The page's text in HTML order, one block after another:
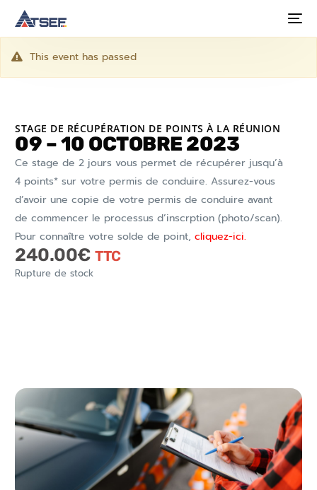
This event has passed
STAGE DE RÉCUPÉRATION DE POINTS À LA RÉUNION
09 – 10 OCTOBRE 2023
Ce stage de 2 jours vous permet de récupérer jusqu’à
4 points* sur votre permis de conduire. Assurez-vous
d’avoir une copie de votre permis de conduire avant
de commencer le processus d’inscrption (photo/scan).
Pour connaître votre solde de point,cliquez-ici.
240.00€ TTC
Rupture de stock